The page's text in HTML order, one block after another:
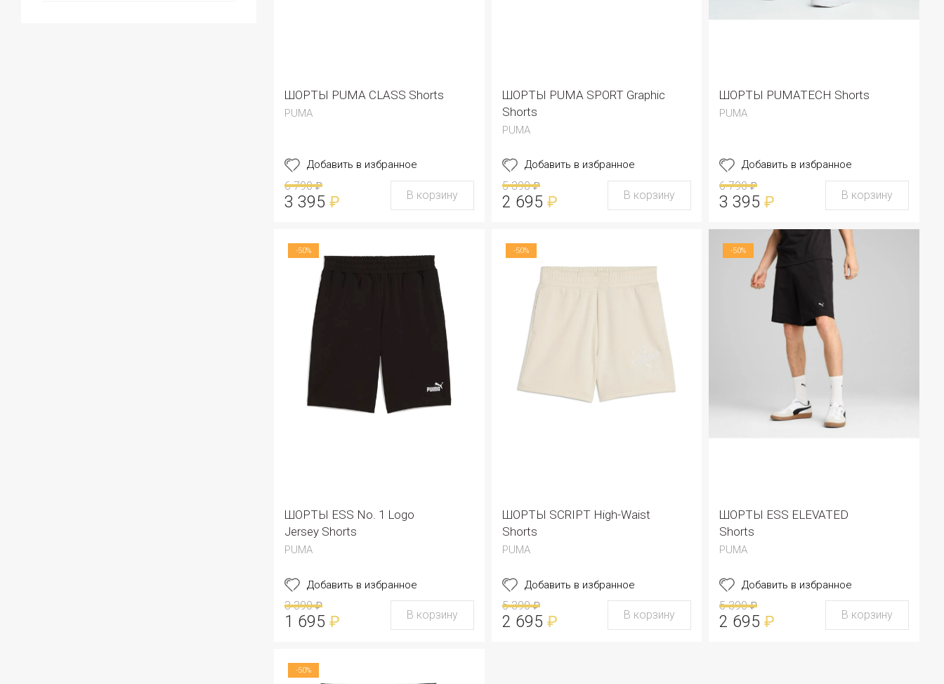
ШОРТЫ PUMA CLASS Shorts
PUMA
Добавить в избранное
6 790 ₽
3 395 ₽ В корзину
ШОРТЫ PUMA SPORT Graphic
Shorts
PUMA
Добавить в избранное
5 390 ₽
2 695 ₽ В корзину
ШОРТЫ PUMATECH Shorts
PUMA
Добавить в избранное
6 790 ₽
3 395 ₽ В корзину
-50%
ШОРТЫ ESS No. 1 Logo
Jersey Shorts
PUMA
Добавить в избранное
3 390 ₽
1 695 ₽ В корзину
-50%
ШОРТЫ SCRIPT High-Waist
Shorts
PUMA
Добавить в избранное
5 390 ₽
2 695 ₽ В корзину
-50%
ШОРТЫ ESS ELEVATED
Shorts
PUMA
Добавить в избранное
5 390 ₽
2 695 ₽ В корзину
-50%